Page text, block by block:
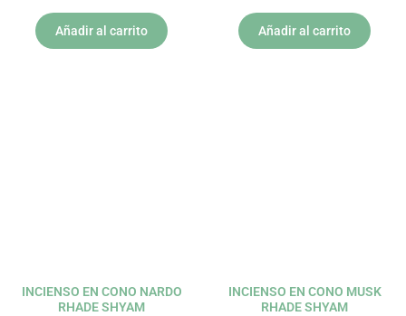
Añadir al carrito Añadir al carrito
INCIENSO EN CONO NARDO
RHADE SHYAM
INCIENSO EN CONO MUSK
RHADE SHYAM